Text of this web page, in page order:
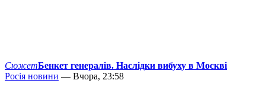
СюжетБенкет генералів. Наслідки вибуху в Москві
Росія новини — Вчора, 23:58